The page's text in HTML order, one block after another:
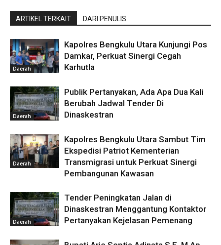
ARTIKEL TERKAIT DARI PENULIS
Daerah
Kapolres Bengkulu Utara Kunjungi Pos
Damkar, Perkuat Sinergi Cegah
Karhutla
Daerah
Publik Pertanyakan, Ada Apa Dua Kali
Berubah Jadwal Tender Di
Dinaskestran
Daerah
Kapolres Bengkulu Utara Sambut Tim
Ekspedisi Patriot Kementerian
Transmigrasi untuk Perkuat Sinergi
Pembangunan Kawasan
Daerah
Tender Peningkatan Jalan di
Dinaskestran Menggantung Kontaktor
Pertanyakan Kejelasan Pemenang